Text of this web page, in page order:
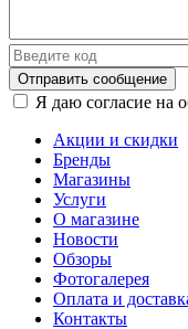
Отправить сообщение
Я даю согласие на
Акции и скидки
Бренды
Магазины
Услуги
О магазине
Новости
Обзоры
Фотогалерея
Оплата и
Контакты